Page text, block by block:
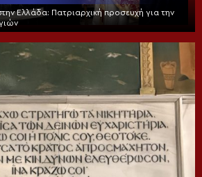
Ελλάδα: Πατριαρχική προσευχή για την